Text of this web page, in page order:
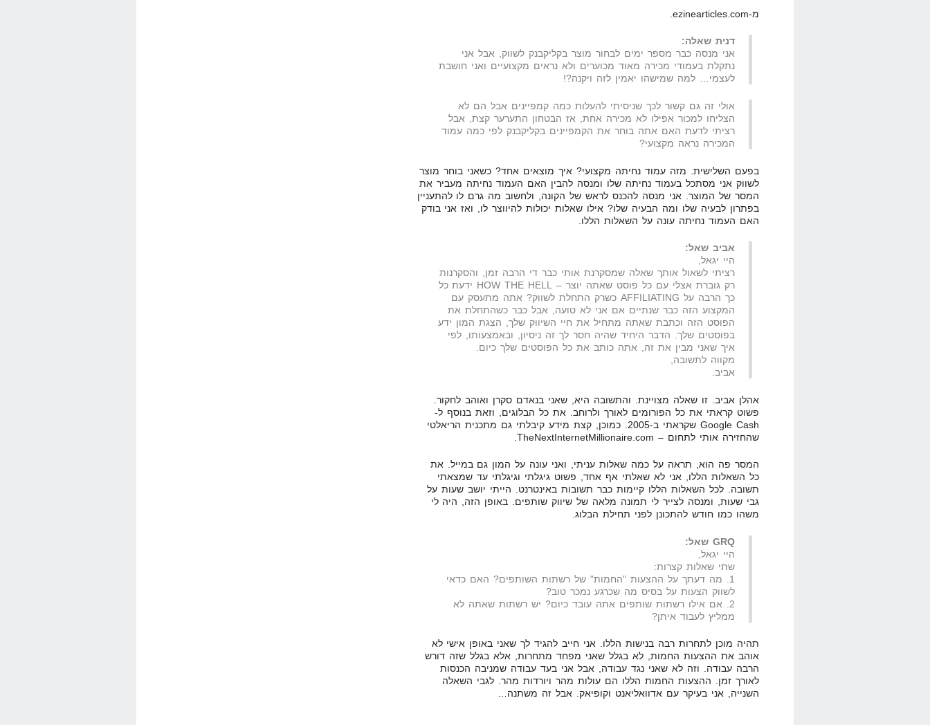
מ-ezinearticles.com.
דנית שאלה:
אני מנסה כבר מספר ימים לבחור מוצר בקליקבנק לשווק, אבל אני
נתקלת בעמודי מכירה מאוד מכוערים ולא נראים מקצועיים ואני חושבת
לעצמי… למה שמישהו יאמין לזה ויקנה?!
אולי זה גם קשור לכך שניסיתי להעלות כמה קמפיינים אבל הם לא
הצליחו למכור אפילו לא מכירה אחת, אז הבטחון התערער קצת, אבל
רציתי לדעת האם אתה בוחר את הקמפיינים בקליקבנק לפי כמה עמוד
המכירה נראה מקצועי?
בפעם השלישית. מזה עמוד נחיתה מקצועי? איך מוצאים אחד? כשאני בוחר מוצר
לשווק אני מסתכל בעמוד נחיתה שלו ומנסה להבין האם העמוד נחיתה מעביר את
המסר של המוצר. אני מנסה להכנס לראש של הקונה, ולחשוב מה גרם לו להתעניין
בפתרון לבעיה שלו ומה הבעיה שלו? אילו שאלות יכולות להיווצר לו, ואז אני בודק
האם העמוד נחיתה עונה על השאלות הללו.
אביב שאל:
היי יגאל,
רציתי לשאול אותך שאלה שמסקרנת אותי כבר די הרבה זמן, והסקרנות
רק גוברת אצלי עם כל פוסט שאתה יוצר – HOW THE HELL ידעת כל
כך הרבה על AFFILIATING כשרק התחלת לשווק? אתה מתעסק עם
המקצוע הזה כבר שנתיים אם אני לא טועה, אבל כבר כשהתחלת את
הפוסט הזה וכתבת שאתה מתחיל את חיי השיווק שלך, הצגת המון ידע
בפוסטים שלך. הדבר היחיד שהיה חסר לך זה ניסיון, ובאמצעותו, לפי
איך שאני מבין את זה, אתה כותב את כל הפוסטים שלך כיום.
מקווה לתשובה,
אביב.
אהלן אביב. זו שאלה מצויינת. והתשובה היא, שאני בנאדם סקרן ואוהב לחקור.
פשוט קראתי את כל הפורומים לאורך ולרוחב. את כל הבלוגים, וזאת בנוסף ל-
Google Cash שקראתי ב-2005. כמוכן, קצת מידע קיבלתי גם מתכנית הריאלטי
שהחזירה אותי לתחום – TheNextInternetMillionaire.com.
המסר פה הוא, תראה על כמה שאלות עניתי, ואני עונה על המון גם במייל. את
כל השאלות הללו, אני לא שאלתי אף אחד, פשוט גיגלתי וגיגלתי עד שמצאתי
תשובה. לכל השאלות הללו קיימות כבר תשובות באינטרנט. הייתי יושב שעות על
גבי שעות, ומנסה לצייר לי תמונה מלאה של שיווק שותפים. באופן הזה, היה לי
משהו כמו חודש להתכונן לפני תחילת הבלוג.
GRQ שאל:
היי יגאל,
שתי שאלות קצרות:
1. מה דעתך על ההצעות "החמות" של רשתות השותפים? האם כדאי
לשווק הצעות על בסיס מה שכרגע נמכר טוב?
2. אם אילו רשתות שותפים אתה עובד כיום? יש רשתות שאתה לא
ממליץ לעבוד איתן?
תהיה מוכן לתחרות רבה בנישות הללו. אני חייב להגיד לך שאני באופן אישי לא
אוהב את ההצעות החמות, לא בגלל שאני מפחד מתחרות, אלא בגלל שזה דורש
הרבה עבודה. וזה לא שאני נגד עבודה, אבל אני בעד עבודה שמניבה הכנסות
לאורך זמן. ההצעות החמות הללו הם עולות מהר ויורדות מהר. לגבי השאלה
השנייה, אני בעיקר עם אדוואליאנט וקופיאק. אבל זה משתנה…